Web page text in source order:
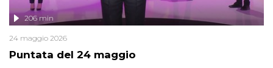
Puntata del 24 maggio
206 min
24 maggio 2026